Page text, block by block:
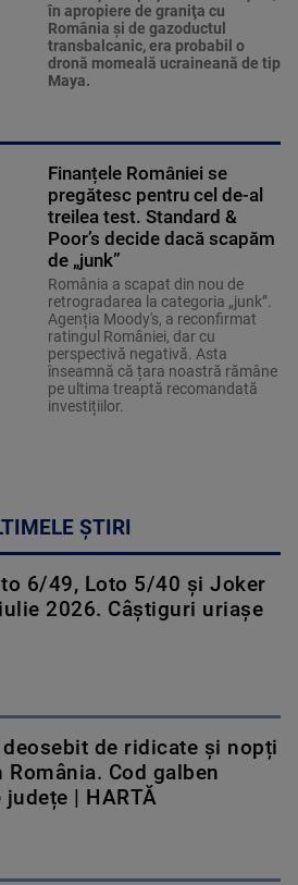
în apropiere de graniţa cu
România şi de gazoductul
transbalcanic, era probabil o
dronă momeală ucraineană de tip
Maya.
Finanțele României se
pregătesc pentru cel de-al
treilea test. Standard &
Poor’s decide dacă scapăm
de „junk”
România a scapat din nou de
retrogradarea la categoria „junk”.
Agenția Moody's, a reconfirmat
ratingul României, dar cu
perspectivă negativă. Asta
înseamnă că țara noastră rămâne
pe ultima treaptă recomandată
investițiilor.
ȘTIRI
6/49, Loto 5/40 și Joker
2026. Câștiguri uriașe
de ridicate și nopți
Cod galben
| HARTĂ